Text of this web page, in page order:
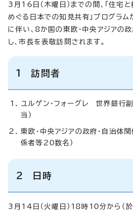
3月16日（木曜日）までの間、「住宅
めぐる日本での知見共有」プログラ
に伴い、8か国の東欧・中央アジアの
し、市長を表敬訪問されます。
1 訪問者
ユルゲン・フォーグレ 世界銀行
当）
東欧・中央アジアの政府・自治体関
係者等20数名）
2 日時
3月14日（火曜日）18時10分から（